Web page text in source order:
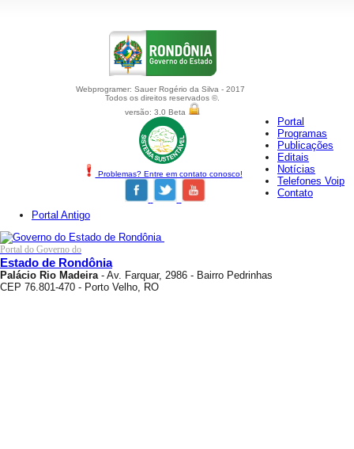
Webprogramer: Sauer Rogério da Silva - 2017
Todos os direitos reservados ©.
versão: 3.0 Beta
Problemas? Entre em contato conosco!
Portal
Programas
Publicações
Editais
Notícias
Telefones Voip
Contato
Portal Antigo
Portal do Governo do
Estado de Rondônia
Palácio Rio Madeira- Av. Farquar, 2986 - Bairro Pedrinhas
CEP 76.801-470 - Porto Velho, RO